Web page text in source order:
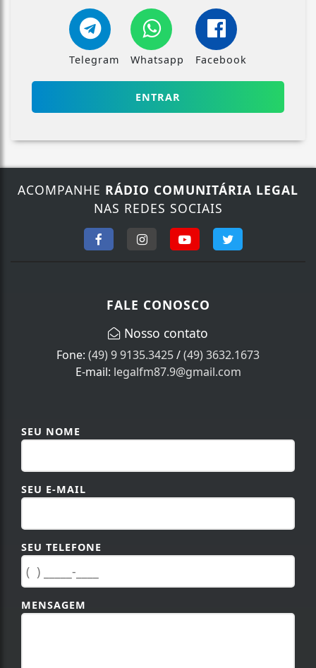
Telegram Whatsapp Facebook
ENTRAR
ACOMPANHE RÁDIO COMUNITÁRIA LEGAL
NAS REDES SOCIAIS
FALE CONOSCO
Nosso contato
Fone: (49) 9 9135.3425/(49) 3632.1673
E-mail: legalfm87.9@gmail.com
SEU NOME
SEU E-MAIL
SEU TELEFONE
MENSAGEM